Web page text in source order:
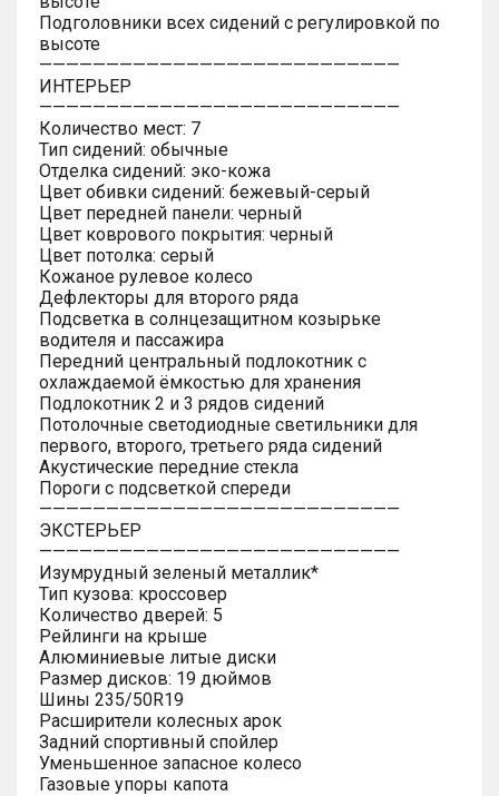
Подголовники всех сидений с регулировкой по
высоте
———————————————————————————
ИНТЕРЬЕР
———————————————————————————
Количество мест: 7
Тип сидений: обычные
Отделка сидений: эко-кожа
Цвет обивки сидений: бежевый-серый
Цвет передней панели: черный
Цвет коврового покрытия: черный
Цвет потолка: серый
Кожаное рулевое колесо
Дефлекторы для второго ряда
Подсветка в солнцезащитном козырьке
водителя и пассажира
Передний центральный подлокотник с
охлаждаемой ёмкостью для хранения
Подлокотник 2 и 3 рядов сидений
Потолочные светодиодные светильники для
первого, второго, третьего ряда сидений
Акустические передние стекла
Пороги с подсветкой спереди
———————————————————————————
ЭКСТЕРЬЕР
———————————————————————————
Изумрудный зеленый металлик*
Тип кузова: кроссовер
Количество дверей: 5
Рейлинги на крыше
Алюминиевые литые диски
Размер дисков: 19 дюймов
Шины 235/50R19
Расширители колесных арок
Задний спортивный спойлер
Уменьшенное запасное колесо
Газовые упоры капота